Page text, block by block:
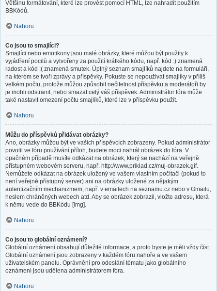
Většinu formátování, které lze provést pomocí HTML, lze nahradit použitím
BBKódů.
Nahoru
Co jsou to smajlíci?
Smajlíci nebo emotikony jsou malé obrázky, které můžou být použity k
vyjádření pocitů a vytvořeny za použití krátkého kódu, např. kód :) znamená
radost a kód :( znamená smutek. Úplný seznam smajlíků najdete na formuláři,
na kterém se tvoří zprávy a příspěvky. Pokuste se nepoužívat smajlíky v příliš
velkém počtu, protože můžou způsobit nečitelnost příspěvku a moderátoři by
je mohli odstranit, nebo smazat celý váš příspěvek. Administrátor fóra může
také nastavit omezení počtu smajlíků, které lze v příspěvku použít.
Nahoru
Můžu do příspěvků přidávat obrázky?
Ano, obrázky můžou být ve vašich příspěvcích zobrazeny. Pokud administrátor
povolil ve fóru používání příloh, budete moci nahrát obrázek do fóra. V
opačném případě musíte odkázat na obrázek, který se nachází na veřejně
přístupném webovém serveru, např. http://www.priklad.cz/muj-obrazek.gif.
Nemůžete odkázat na obrázek uložený ve vašem vlastním počítači (pokud to
není veřejně přístupný server) ani na obrázky uložené za nějakým
autentizačním mechanizmem, např. v emailech na seznamu.cz nebo v Gmailu,
heslem chráněných webech atd. Aby se obrázek zobrazil, vložte adresu, která
k němu vede do BBKódu [img].
Nahoru
Co jsou to globální oznámení?
Globální oznámení obsahují důležité informace, a proto byste je měli vždy číst.
Globální oznámení jsou zobrazeny v každém fóru nahoře a ve vašem
uživatelském panelu. Oprávnění pro odeslání tématu jako globálního
oznámení jsou udělena administrátorem fóra.
Nahoru